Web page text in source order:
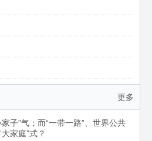
更多
子”气；而“一带一路”、世界公共
家庭”式？